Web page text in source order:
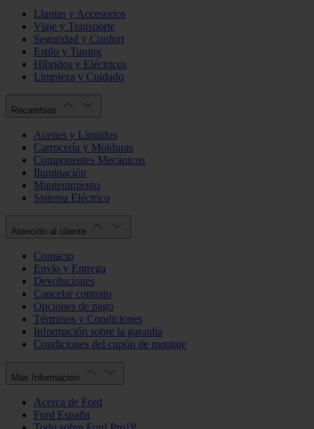
Llantas y Accesorios
Viaje y Transporte
Seguridad y Confort
Estilo y Tuning
Híbridos y Eléctricos
Limpieza y Cuidado
Recambios
Aceites y Líquidos
Carrocería y Molduras
Componentes Mecánicos
Iluminación
Mantenimiento
Sistema Eléctrico
Atención al cliente
Contacto
Envío y Entrega
Devoluciones
Cancelar contrato
Opciones de pago
Términos y Condiciones
Información sobre la garantía
Condiciones del cupón de montaje
Más Información
Acerca de Ford
Ford España